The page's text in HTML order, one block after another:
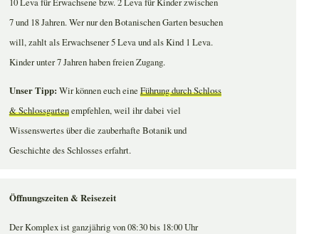
7 und 18 Jahren. Wer nur den Botanischen Garten besuchen
will, zahlt als Erwachsener 5 Leva und als Kind 1 Leva.
Kinder unter 7 Jahren haben freien Zugang.
Unser Tipp: Wir können euch eine Führung durch Schloss
& Schlossgartenempfehlen, weil ihr dabei viel
Wissenswertes über die zauberhafte Botanik und
Geschichte des Schlosses erfahrt.
Öffnungszeiten & Reisezeit
Der Komplex ist ganzjährig von 08:30 bis 18:00 Uhr